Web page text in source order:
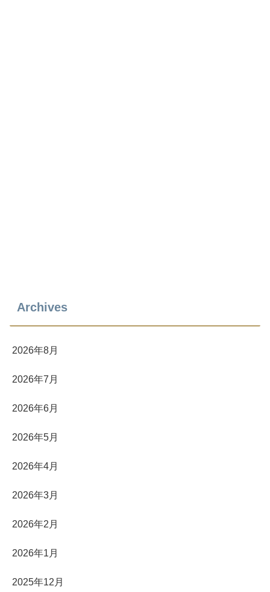
Archives
2026年8月
2026年7月
2026年6月
2026年5月
2026年4月
2026年3月
2026年2月
2026年1月
2025年12月